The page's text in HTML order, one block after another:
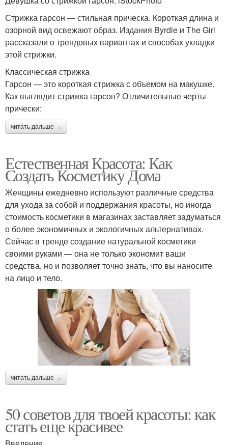
Стрижка гарсон — стильная прическа. Короткая длина и
озорной вид освежают образ. Издания Byrdie и The Girl
рассказали о трендовых вариантах и способах укладки
этой стрижки.
Классическая стрижка
Гарсон — это короткая стрижка с объемом на макушке.
Как выглядит стрижка гарсон? Отличительные черты
прически:
читать дальше →
Естественная Красота: Как
Создать Косметику Дома
Женщины ежедневно используют различные средства
для ухода за собой и поддержания красоты, но иногда
стоимость косметики в магазинах заставляет задуматься
о более экономичных и экологичных альтернативах.
Сейчас в тренде создание натуральной косметики
своими руками — она не только экономит ваши
средства, но и позволяет точно знать, что вы наносите
на лицо и тело.
читать дальше →
50 советов для твоей красоты: как
стать еще красивее